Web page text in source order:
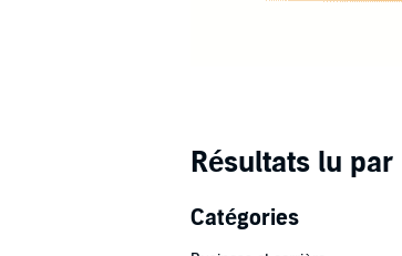
Résultats lu par
Catégories